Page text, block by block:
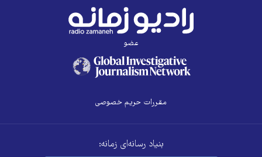
عضو
مقررات حریم خصوصی
بنیاد رسانه‌ای زمانه: